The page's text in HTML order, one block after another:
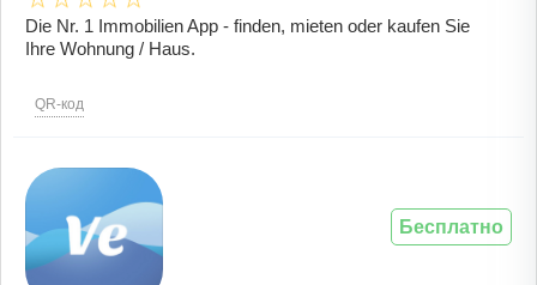
Die Nr. 1 Immobilien App - finden, mieten oder kaufen Sie
Ihre Wohnung / Haus.
QR-код
Бесплатно